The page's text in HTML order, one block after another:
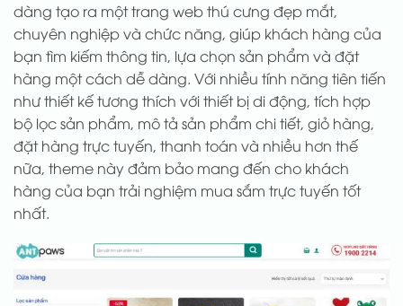
dàng tạo ra một trang web thú cưng đẹp mắt,
chuyên nghiệp và chức năng, giúp khách hàng của
bạn tìm kiếm thông tin, lựa chọn sản phẩm và đặt
hàng một cách dễ dàng. Với nhiều tính năng tiên tiến
như thiết kế tương thích với thiết bị di động, tích hợp
bộ lọc sản phẩm, mô tả sản phẩm chi tiết, giỏ hàng,
đặt hàng trực tuyến, thanh toán và nhiều hơn thế
nữa, theme này đảm bảo mang đến cho khách
hàng của bạn trải nghiệm mua sắm trực tuyến tốt
nhất.